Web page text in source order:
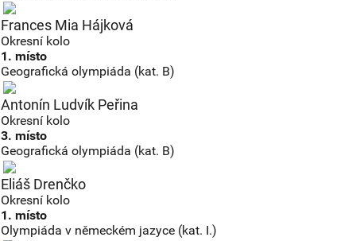
Frances Mia Hájková
Okresní kolo
1. místo
Geografická olympiáda (kat. B)
Antonín Ludvík Peřina
Okresní kolo
3. místo
Geografická olympiáda (kat. B)
Eliáš Drenčko
Okresní kolo
1. místo
Olympiáda v německém jazyce (kat. I.)